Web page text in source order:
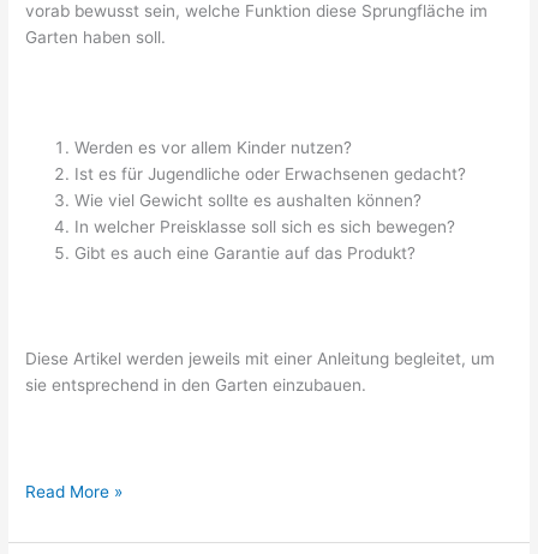
vorab bewusst sein, welche Funktion diese Sprungfläche im
Garten haben soll.
Werden es vor allem Kinder nutzen?
Ist es für Jugendliche oder Erwachsenen gedacht?
Wie viel Gewicht sollte es aushalten können?
In welcher Preisklasse soll sich es sich bewegen?
Gibt es auch eine Garantie auf das Produkt?
Diese Artikel werden jeweils mit einer Anleitung begleitet, um
sie entsprechend in den Garten einzubauen.
Flatground
Modernes
Read More »